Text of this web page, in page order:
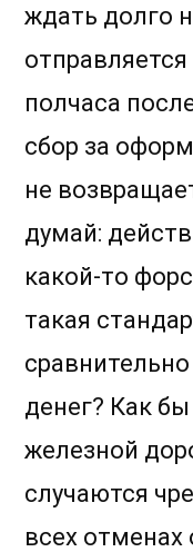
ждать долго
полчаса
сбор за
не
думай:
какой-то
такая
денег? Как
железной
случаются
всех